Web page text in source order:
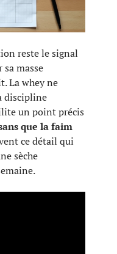
reste le signal
masse
La whey ne
discipline
un point précis
que la faim
ce détail qui
sèche